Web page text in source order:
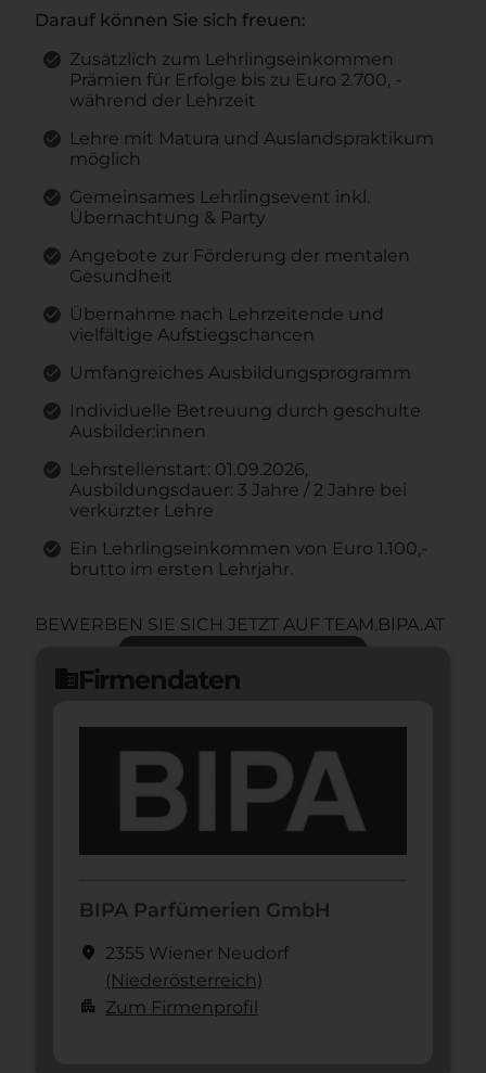
Darauf können Sie sich freuen:
Zusätzlich zum Lehrlingseinkommen
Prämien für Erfolge bis zu Euro 2.700, -
während der Lehrzeit
Lehre mit Matura und Auslandspraktikum
möglich
Gemeinsames Lehrlingsevent inkl.
Übernachtung & Party
Angebote zur Förderung der mentalen
Gesundheit
Übernahme nach Lehrzeitende und
vielfältige Aufstiegschancen
Umfangreiches Ausbildungsprogramm
Individuelle Betreuung durch geschulte
Ausbilder:innen
Lehrstellenstart: 01.09.2026,
Ausbildungsdauer: 3 Jahre / 2 Jahre bei
verkürzter Lehre
Ein Lehrlingseinkommen von Euro 1.100,-
brutto im ersten Lehrjahr.
BEWERBEN SIE SICH JETZT AUF TEAM.BIPA.AT
domainFirmendaten
BIPA Parfümerien GmbH
location_on 2355 Wiener Neudorf
(Nieder­österreich)
apartment Zum Firmenprofil